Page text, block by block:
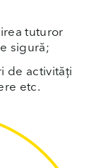
tuturor
sigură;
de activități
etc.